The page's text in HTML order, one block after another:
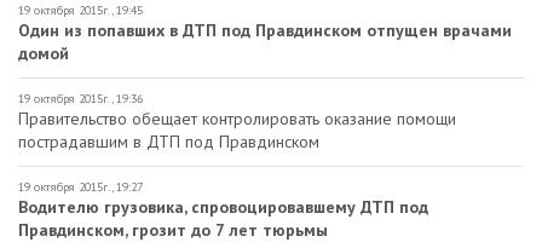
19 октября 2015г., 19:45
Один из попавших в ДТП под Правдинском отпущен врачами
домой
19 октября 2015г., 19:36
Правительство обещает контролировать оказание помощи
пострадавшим в ДТП под Правдинском
19 октября 2015г., 19:27
Водителю грузовика, спровоцировавшему ДТП под
Правдинском, грозит до 7 лет тюрьмы